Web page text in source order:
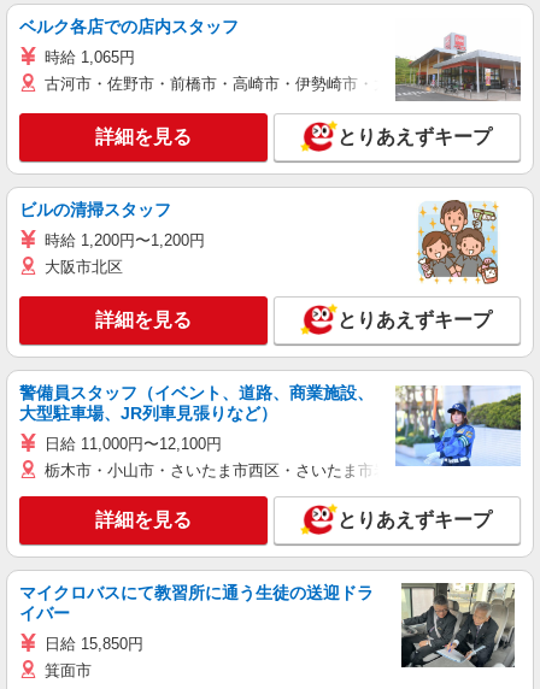
ベルク各店での店内スタッフ
時給 1,065円
古河市・佐野市・前橋市・高崎市・伊勢崎市・太田市・館林市・藤
詳細を見る とりあえずキープ
ビルの清掃スタッフ
時給 1,200円〜1,200円
大阪市北区
詳細を見る とりあえずキープ
警備員スタッフ（イベント、道路、商業施設、
大型駐車場、JR列車見張りなど）
日給 11,000円〜12,100円
栃木市・小山市・さいたま市西区・さいたま市岩槻区・久喜市・蓮田
詳細を見る とりあえずキープ
マイクロバスにて教習所に通う生徒の送迎ドラ
イバー
日給 15,850円
箕面市